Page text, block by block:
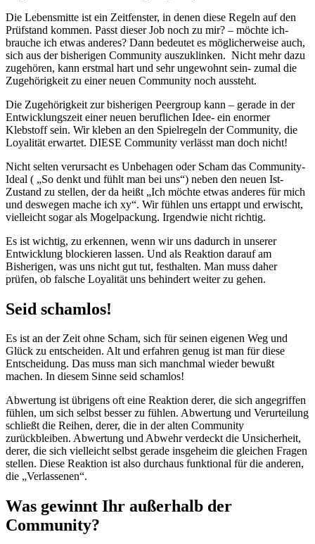
Die Lebensmitte ist ein Zeitfenster, in denen diese Regeln auf den
Prüfstand kommen. Passt dieser Job noch zu mir? – möchte ich-
brauche ich etwas anderes? Dann bedeutet es möglicherweise auch,
sich aus der bisherigen Community auszuklinken. Nicht mehr dazu
zugehören, kann erstmal hart und sehr ungewohnt sein- zumal die
Zugehörigkeit zu einer neuen Community noch aussteht.
Die Zugehörigkeit zur bisherigen Peergroup kann – gerade in der
Entwicklungszeit einer neuen beruflichen Idee- ein enormer
Klebstoff sein. Wir kleben an den Spielregeln der Community, die
Loyalität erwartet. DIESE Community verlässt man doch nicht!
Nicht selten verursacht es Unbehagen oder Scham das Community-
Ideal ( „So denkt und fühlt man bei uns“) neben den neuen Ist-
Zustand zu stellen, der da heißt „Ich möchte etwas anderes für mich
und deswegen mache ich xy“. Wir fühlen uns ertappt und erwischt,
vielleicht sogar als Mogelpackung. Irgendwie nicht richtig.
Es ist wichtig, zu erkennen, wenn wir uns dadurch in unserer
Entwicklung blockieren lassen. Und als Reaktion darauf am
Bisherigen, was uns nicht gut tut, festhalten. Man muss daher
prüfen, ob falsche Loyalität uns behindert weiter zu gehen.
Seid schamlos!
Es ist an der Zeit ohne Scham, sich für seinen eigenen Weg und
Glück zu entscheiden. Alt und erfahren genug ist man für diese
Entscheidung. Das muss man sich manchmal wieder bewußt
machen. In diesem Sinne seid schamlos!
Abwertung ist übrigens oft eine Reaktion derer, die sich angegriffen
fühlen, um sich selbst besser zu fühlen. Abwertung und Verurteilung
schließt die Reihen, derer, die in der alten Community
zurückbleiben. Abwertung und Abwehr verdeckt die Unsicherheit,
derer, die sich vielleicht selbst gerade insgeheim die gleichen Fragen
stellen. Diese Reaktion ist also durchaus funktional für die anderen,
die „Verlassenen“.
Was gewinnt Ihr außerhalb der
Community?